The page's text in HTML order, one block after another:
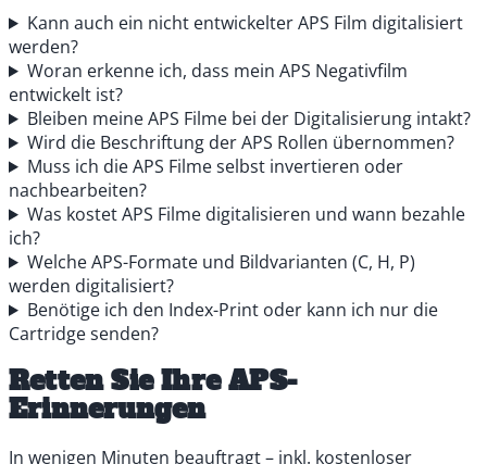
Kann auch ein nicht entwickelter APS Film digitalisiert
werden?
Woran erkenne ich, dass mein APS Negativfilm
entwickelt ist?
Bleiben meine APS Filme bei der Digitalisierung intakt?
Wird die Beschriftung der APS Rollen übernommen?
Muss ich die APS Filme selbst invertieren oder
nachbearbeiten?
Was kostet APS Filme digitalisieren und wann bezahle
ich?
Welche APS-Formate und Bildvarianten (C, H, P)
werden digitalisiert?
Benötige ich den Index-Print oder kann ich nur die
Cartridge senden?
Retten Sie Ihre APS-
Erinnerungen
In wenigen Minuten beauftragt – inkl. kostenloser